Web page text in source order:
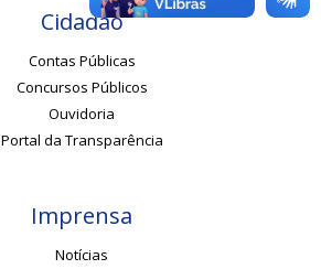
Cidadão
Contas Públicas
Concursos Públicos
Ouvidoria
Portal da Transparência
Imprensa
Notícias